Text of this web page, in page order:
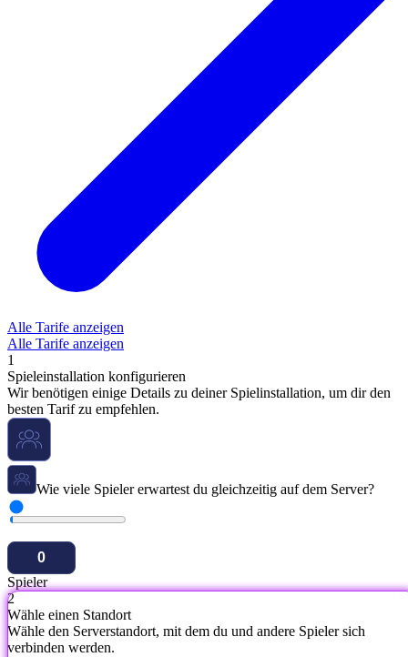
Alle Tarife anzeigen
Alle Tarife anzeigen
1
Spieleinstallation konfigurieren
Wir benötigen einige Details zu deiner Spielinstallation, um dir den
besten Tarif zu empfehlen.
Wie viele Spieler erwartest du gleichzeitig auf dem Server?
Spieler
2
Wähle einen Standort
Wähle den Serverstandort, mit dem du und andere Spieler sich
verbinden werden.